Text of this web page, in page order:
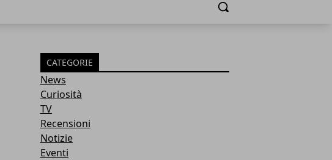
Cerca
CATEGORIE
News
Curiosità
TV
Recensioni
Notizie
Eventi